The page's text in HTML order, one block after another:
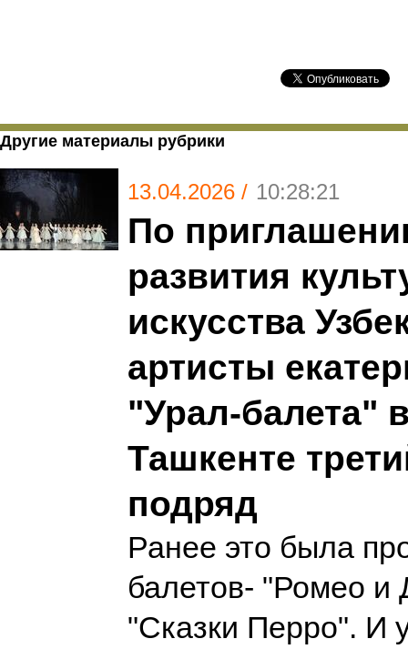
Другие материалы рубрики
13.04.2026 / 10:28:21
По
развития
искусства
артисты
"Урал-балета"
Ташкенте
подряд
Ранее это была
балетов- "Ромео и
"Сказки Перро". И